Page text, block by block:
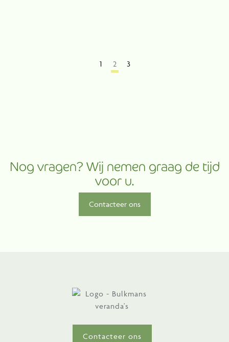
1 2 3
Nog vragen? Wij nemen graag de tijd
voor u.
Contacteer ons
Contacteer ons